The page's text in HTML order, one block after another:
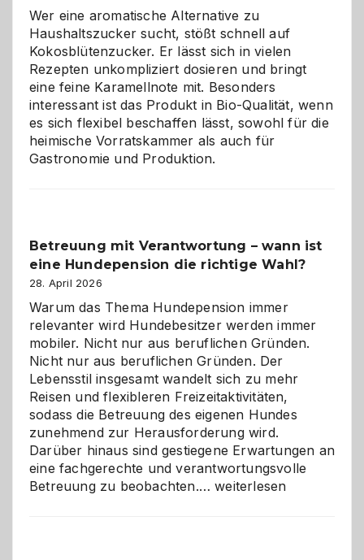
für
Hunde
im
eigenen
Zuhause
Wer eine aromatische Alternative zu
Haushaltszucker sucht, stößt schnell auf
Kokosblütenzucker. Er lässt sich in vielen
Rezepten unkompliziert dosieren und bringt
eine feine Karamellnote mit. Besonders
interessant ist das Produkt in Bio-Qualität, wenn
es sich flexibel beschaffen lässt, sowohl für die
heimische Vorratskammer als auch für
Gastronomie und Produktion.
Betreuung mit Verantwortung – wann ist
eine Hundepension die richtige Wahl?
28. April 2026
Warum das Thema Hundepension immer
relevanter wird Hundebesitzer werden immer
mobiler. Nicht nur aus beruflichen Gründen.
Nicht nur aus beruflichen Gründen. Der
Lebensstil insgesamt wandelt sich zu mehr
Reisen und flexibleren Freizeitaktivitäten,
sodass die Betreuung des eigenen Hundes
zunehmend zur Herausforderung wird.
Darüber hinaus sind gestiegene Erwartungen an
eine fachgerechte und verantwortungsvolle
Betreuung zu beobachten.…Betreuung
weiterlesen